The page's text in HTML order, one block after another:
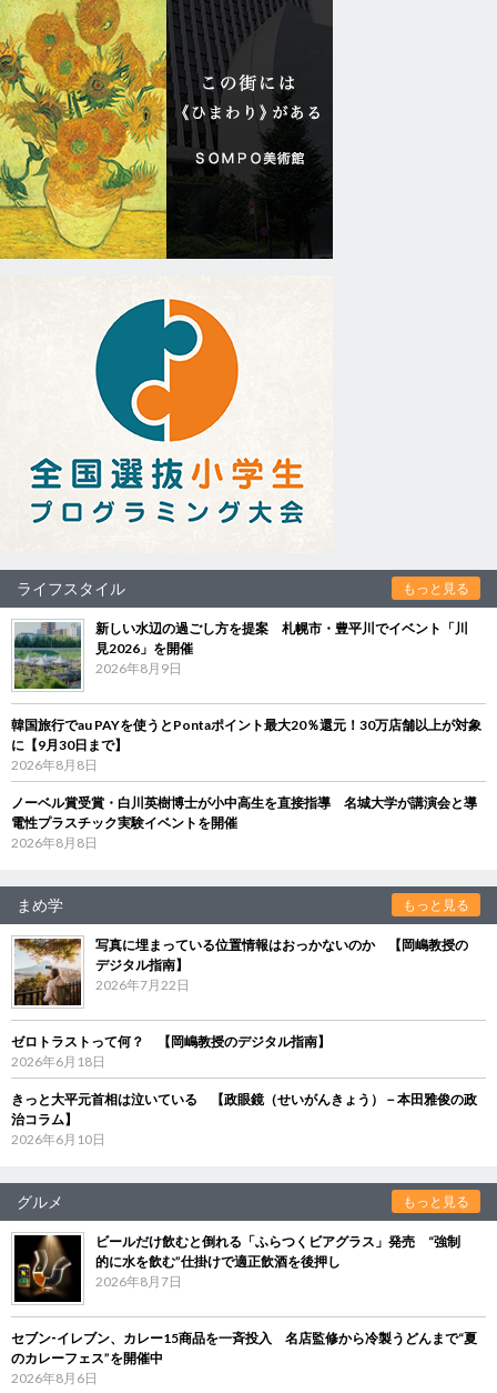
ライフスタイル もっと見る
新しい水辺の過ごし方を提案 札幌市・豊平川でイベント「川
見2026」を開催
2026年8月9日
韓国旅行でau PAYを使うとPontaポイント最大20％還元！30万店舗以上が対象
に【9月30日まで】
2026年8月8日
ノーベル賞受賞・白川英樹博士が小中高生を直接指導 名城大学が講演会と導
電性プラスチック実験イベントを開催
2026年8月8日
まめ学 もっと見る
写真に埋まっている位置情報はおっかないのか 【岡嶋教授の
デジタル指南】
2026年7月22日
ゼロトラストって何？ 【岡嶋教授のデジタル指南】
2026年6月18日
きっと大平元首相は泣いている 【政眼鏡（せいがんきょう）－本田雅俊の政
治コラム】
2026年6月10日
グルメ もっと見る
ビールだけ飲むと倒れる「ふらつくビアグラス」発売 “強制
的に水を飲む”仕掛けで適正飲酒を後押し
2026年8月7日
セブン‐イレブン、カレー15商品を一斉投入 名店監修から冷製うどんまで“夏
のカレーフェス”を開催中
2026年8月6日